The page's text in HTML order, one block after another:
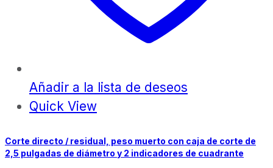
Añadir a la lista de deseos
Quick View
Corte directo / residual, peso muerto con caja de corte de
2,5 pulgadas de diámetro y 2 indicadores de cuadrante